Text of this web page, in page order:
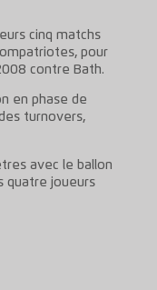
cinq matchs
pour
contre Bath.
en phase de
turnovers,
avec le ballon
quatre joueurs